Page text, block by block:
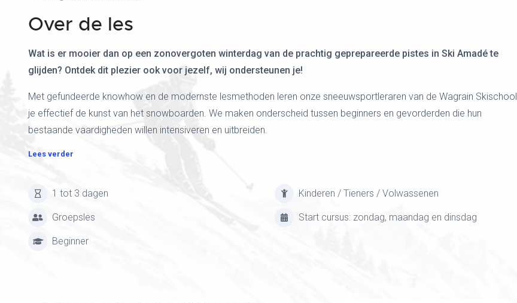
Over de les
Wat is er mooier dan op een zonovergoten winterdag van de prachtig geprepareerde pistes in Ski Amadé te
glijden? Ontdek dit plezier ook voor jezelf, wij ondersteunen je!
Met gefundeerde knowhow en de modernste lesmethoden leren onze sneeuwsportleraren van de Wagrain Skischool
je effectief de kunst van het snowboarden. We maken onderscheid tussen beginners en gevorderden die hun
bestaande vaardigheden willen intensiveren en uitbreiden.
Lees verder
1 tot 3 dagen Kinderen / Tieners / Volwassenen
Groepsles Start cursus: zondag, maandag en dinsdag
Beginner